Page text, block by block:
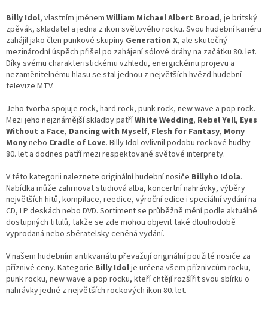
l
á
d
a
c
í
v
k
y
v
ý
i
s
u
Billy Idol, vlastním jménem William Michael Albert Broad, je britský
zpěvák, skladatel a jedna z ikon světového rocku. Svou hudební kariéru
zahájil jako člen punkové skupiny Generation X, ale skutečný
mezinárodní úspěch přišel po zahájení sólové dráhy na začátku 80. let.
Díky svému charakteristickému vzhledu, energickému projevu a
nezaměnitelnému hlasu se stal jednou z největších hvězd hudební
televize MTV.
Jeho tvorba spojuje rock, hard rock, punk rock, new wave a pop rock.
Mezi jeho nejznámější skladby patříWhite Wedding, Rebel Yell, Eyes
Without a Face, Dancing with Myself, Flesh for Fantasy, Mony
Monynebo Cradle of Love. Billy Idol ovlivnil podobu rockové hudby
80. let a dodnes patří mezi respektované světové interprety.
V této kategorii naleznete originální hudební nosiče Billyho Idola.
Nabídka může zahrnovat studiová alba, koncertní nahrávky, výběry
největších hitů, kompilace, reedice, výroční edice i speciální vydání na
CD, LP deskách nebo DVD. Sortiment se průběžně mění podle aktuálně
dostupných titulů, takže se zde mohou objevit také dlouhodobě
vyprodaná nebo sběratelsky ceněná vydání.
V našem hudebním antikvariátu převažují originální použité nosiče za
příznivé ceny. Kategorie Billy Idolje určena všem příznivcům rocku,
punk rocku, new wave a pop rocku, kteří chtějí rozšířit svou sbírku o
nahrávky jedné z největších rockových ikon 80. let.